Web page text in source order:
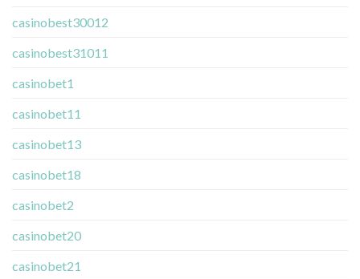
casinobest30012
casinobest31011
casinobet1
casinobet11
casinobet13
casinobet18
casinobet2
casinobet20
casinobet21